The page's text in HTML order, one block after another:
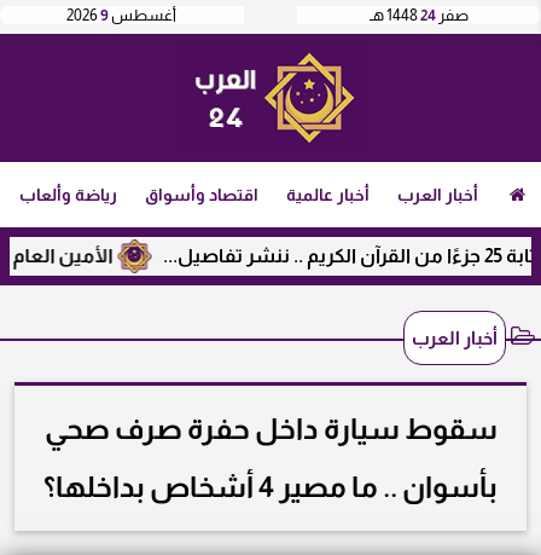
أغسطس9
2026 صفر 241448 هـ
أخبار العرب أخبار عالمية اقتصاد وأسواق رياضة وألعاب
الأمين العام
أخبار العرب
سقوط سيارة داخل حفرة صرف صحي
بأسوان .. ما مصير 4 أشخاص بداخلها؟